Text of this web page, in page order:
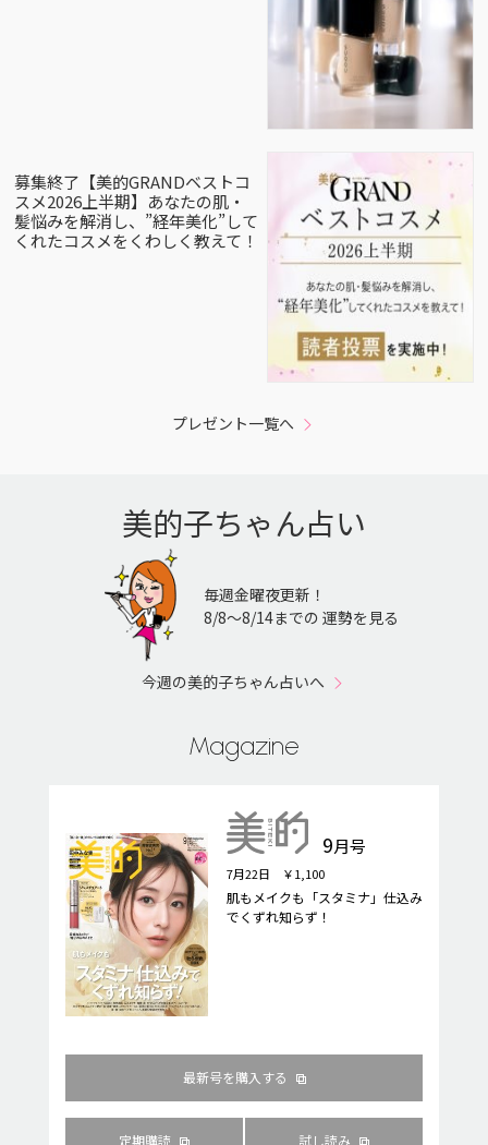
募集終了【美的GRANDベストコ
スメ2026上半期】あなたの肌・
髪悩みを解消し、”経年美化”して
くれたコスメをくわしく教えて！
プレゼント一覧へ
美的子ちゃん占い
毎週金曜夜更新！
8/8〜8/14までの 運勢を見る
今週の美的子ちゃん占いへ
Magazine
9月号
7月22日 ￥1,100
肌もメイクも「スタミナ」仕込み
でくずれ知らず！
最新号を購入する
定期購読 試し読み